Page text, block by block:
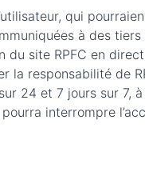
qui
à des
site RPFC en
la responsabilité de
24 et 7 jours sur
interrompre